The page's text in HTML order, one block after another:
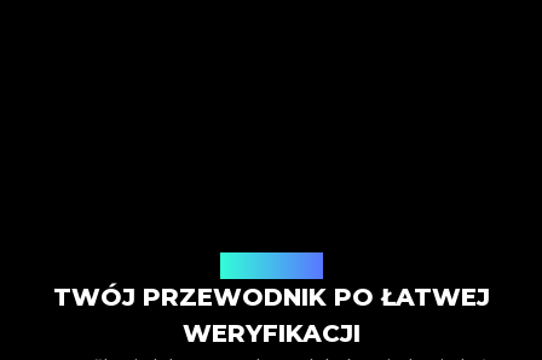
TWÓJ PRZEWODNIK PO ŁATWEJ
WERYFIKACJI